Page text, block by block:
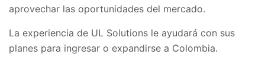
aprovechar las oportunidades del mercado.
La experiencia de UL Solutions le ayudará con sus
planes para ingresar o expandirse a Colombia.